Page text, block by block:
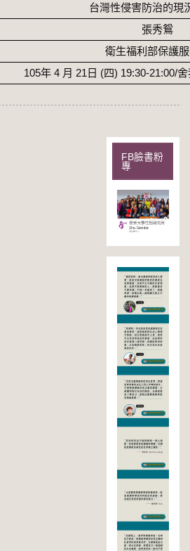
台灣性侵害防治的現
張秀鴛
衛生福利部保護
105年4 月 21 日 (四) 19:30-21:00/舍
FB臉書粉
專